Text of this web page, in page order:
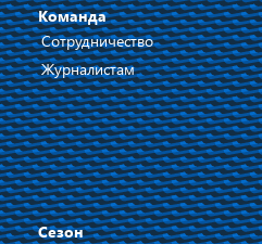
Команда
Сотрудничество
Журналистам
Сезон